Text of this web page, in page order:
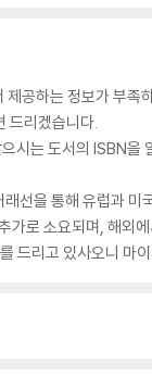
공하는 정보가 부
드리겠습니다.
시는 도서의 ISBN을
선을 통해 유럽과 미
로 소요되며, 해외
드리고 있사오니 마